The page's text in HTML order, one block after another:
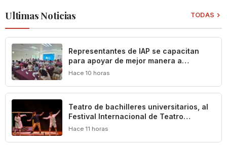
Ultimas Noticias TODAS
Representantes de IAP se capacitan
para apoyar de mejor manera a
población vulnerable del estado de
Hace 10 horas
Teatro de bachilleres universitarios, al
Festival Internacional de Teatro
Universitario de la UNAM
Hace 11 horas